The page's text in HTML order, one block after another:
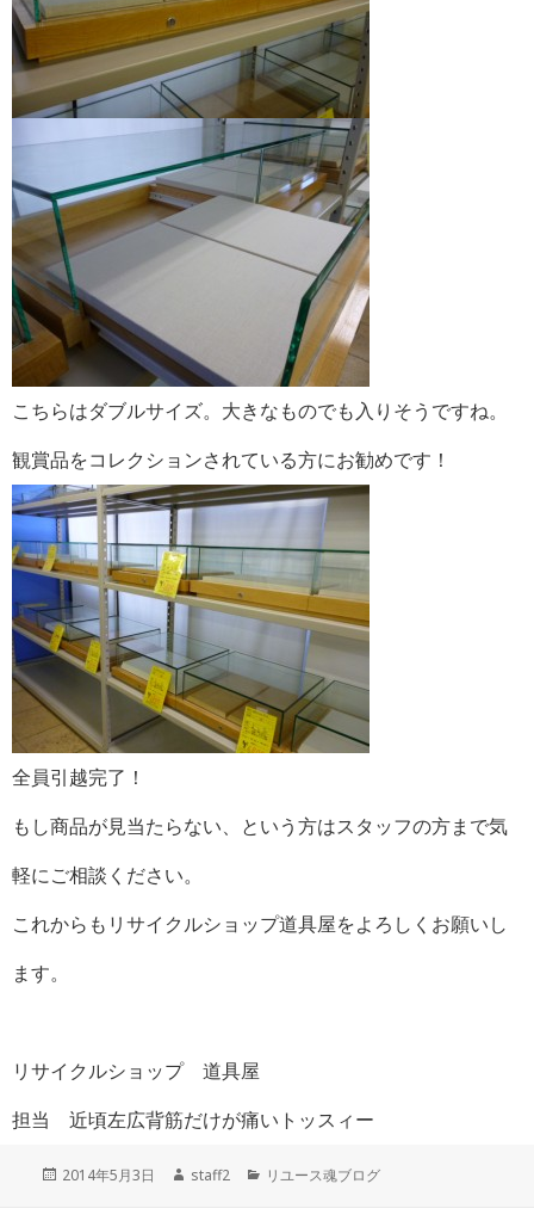
こちらはダブルサイズ。大きなものでも入りそうですね。
観賞品をコレクションされている方にお勧めです！
全員引越完了！
もし商品が見当たらない、という方はスタッフの方まで気
軽にご相談ください。
これからもリサイクルショップ道具屋をよろしくお願いし
ます。
リサイクルショップ 道具屋
担当 近頃左広背筋だけが痛いトッスィー
投
2014年5月3日
作
staff2
カ
リユース魂ブログ